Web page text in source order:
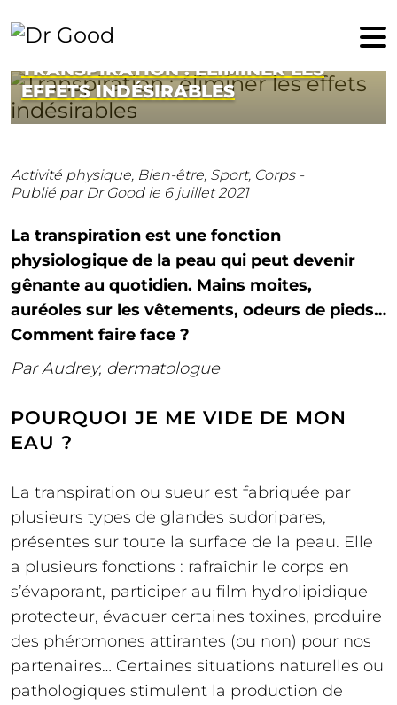
6 juillet 2021
TRANSPIRATION : ÉLIMINER LES
EFFETS INDÉSIRABLES
Activité physique, Bien-être, Sport, Corps -
Publié par Dr Good le 6 juillet 2021
La transpiration est une fonction
physiologique de la peau qui peut devenir
gênante au quotidien. Mains moites,
auréoles sur les vêtements, odeurs de pieds…
Comment faire face ?
Par Audrey, dermatologue
POURQUOI JE ME VIDE DE MON
EAU ?
La transpiration ou sueur est fabriquée par
plusieurs types de glandes sudoripares,
présentes sur toute la surface de la peau. Elle
a plusieurs fonctions : rafraîchir le corps en
s’évaporant, participer au film hydrolipidique
protecteur, évacuer certaines toxines, produire
des phéromones attirantes (ou non) pour nos
partenaires… Certaines situations naturelles ou
pathologiques stimulent la production de